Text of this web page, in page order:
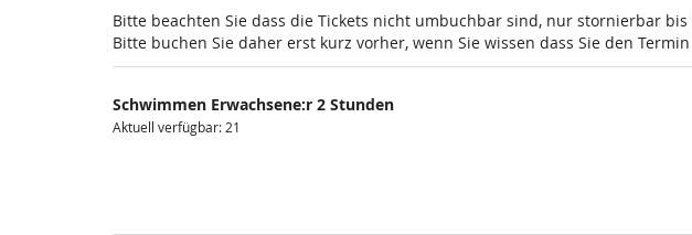
Bitte beachten Sie dass die Tickets nicht umbuchbar sind, nur stornierbar
Bitte buchen Sie daher erst kurz vorher, wenn Sie wissen dass Sie den
Schwimmen Erwachsene:r 2 Stunden
Aktuell verfügbar: 21